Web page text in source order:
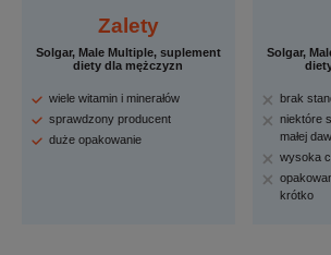
Zalety
Solgar, Male Multiple, suplement
diety dla mężczyzn
wiele witamin i minerałów
sprawdzony producent
duże opakowanie
Solgar,
brak
niektóre
małej
wysoka
krótko